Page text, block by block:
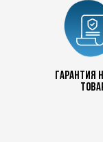
Гарантия